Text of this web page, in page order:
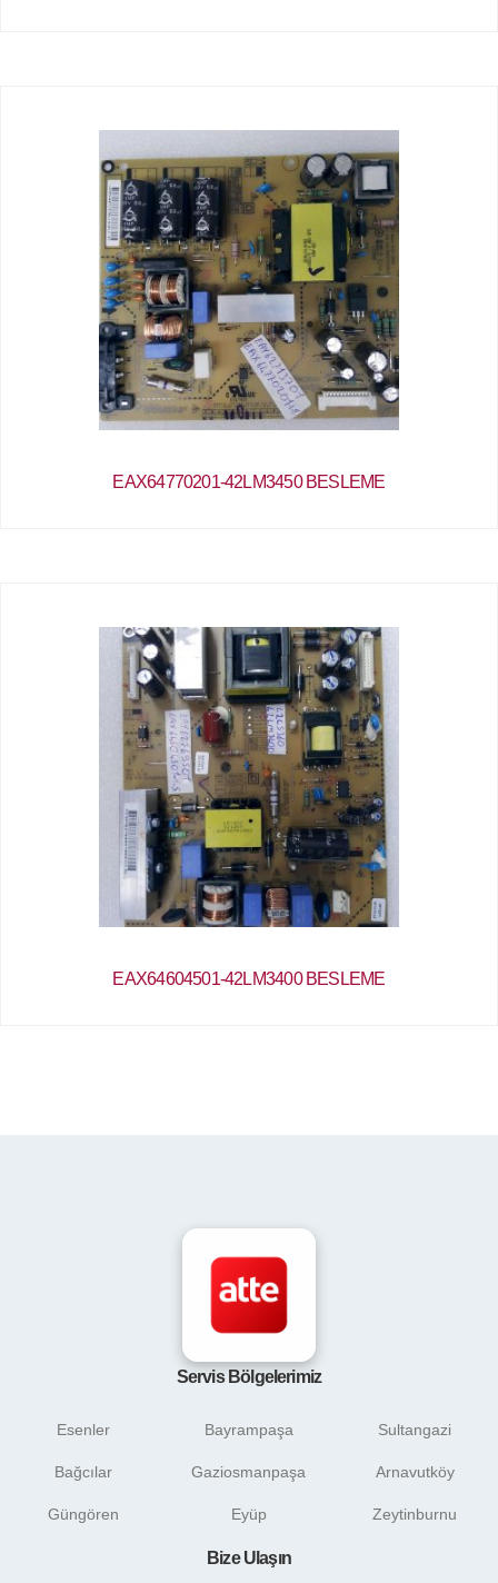
EAX64770201-42LM3450 BESLEME
EAX64604501-42LM3400 BESLEME
Servis Bölgelerimiz
Esenler
Bağcılar
Güngören
Bayrampaşa
Gaziosmanpaşa
Eyüp
Sultangazi
Arnavutköy
Zeytinburnu
Bize Ulaşın